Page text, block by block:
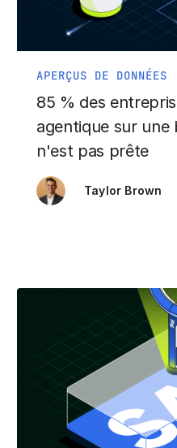
APERÇUS DE DONNÉES
85 % des
agentique sur une
n'est pas prête
Taylor Brown